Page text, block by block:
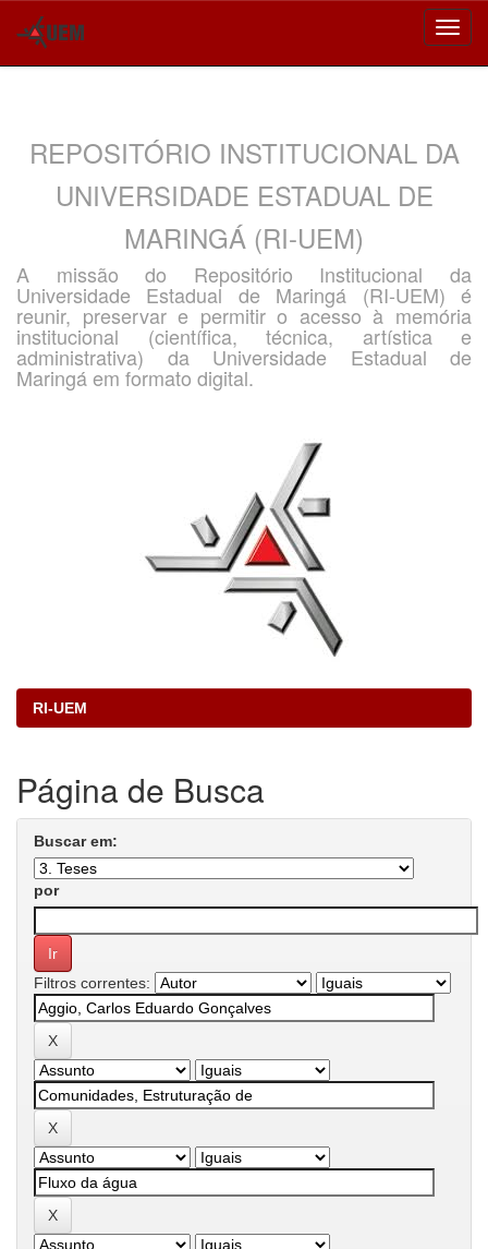
REPOSITÓRIO INSTITUCIONAL DA
UNIVERSIDADE ESTADUAL DE
MARINGÁ (RI-UEM)
A missão do Repositório Institucional da
Universidade Estadual de Maringá (RI-UEM) é
reunir, preservar e permitir o acesso à memória
institucional (científica, técnica, artística e
administrativa) da Universidade Estadual de
Maringá em formato digital.
RI-UEM
Página de Busca
Buscar em:
por
Filtros correntes: